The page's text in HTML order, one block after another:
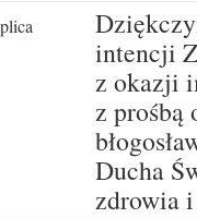
intencji
z okazji
z prośbą
Ducha
zdrowia